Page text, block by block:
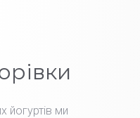
йогуртів ми